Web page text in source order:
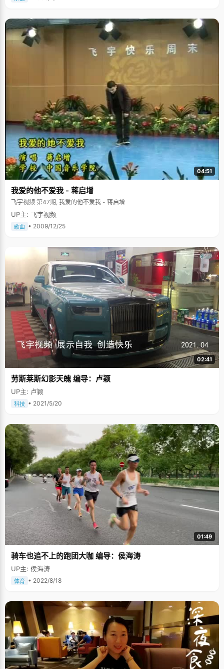
04:51
我爱的他不爱我 - 蒋启增
飞宇视频 第47期, 我爱的他不爱我 - 蒋启增
UP主: 飞宇视频
歌曲 • 2009/12/25
02:41
劳斯莱斯幻影天魄 编导：卢颖
UP主: 卢颖
科技 • 2021/5/20
01:49
骑车也追不上的跑团大咖 编导：侯海涛
UP主: 侯海涛
体育 • 2022/8/18